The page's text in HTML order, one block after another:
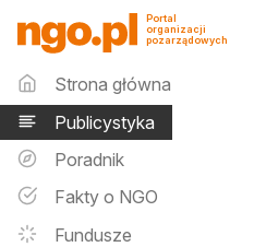
Publicystyka -
Portal
organizacji
pozarządowych
Menu główne
Strona główna
Publicystyka
Poradnik
Fakty o NGO
Fundusze